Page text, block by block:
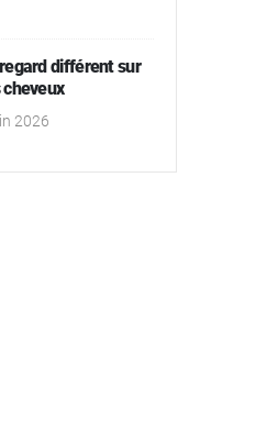
différent sur
cheveux
2026